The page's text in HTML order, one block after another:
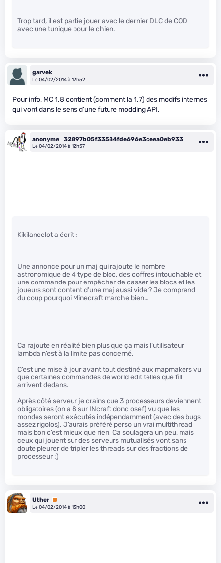
Trop tard, il est partie jouer avec le dernier DLC de COD
avec une tunique pour le chien.
garvek
Le 04/02/2014 à 12h52
Pour info, MC 1.8 contient (comment la 1.7) des modifs internes
qui vont dans le sens d’une future modding API.
anonyme_32897b05f33584fde696e3ceea0eb933
Le 04/02/2014 à 12h57
Kikilancelot a écrit :
Une annonce pour un maj qui rajoute le nombre
astronomique de 4 type de bloc, des coffres intouchable et
une commande pour empêcher de casser les blocs et les
joueurs sont content d’une maj aussi vide ? Je comprend
du coup pourquoi Minecraft marche bien…
Ca rajoute en réalité bien plus que ça mais l’utilisateur
lambda n’est à la limite pas concerné.
C’est une mise à jour avant tout destiné aux mapmakers vu
que certaines commandes de world edit telles que fill
arrivent dedans.
Après côté serveur je crains que 3 processeurs deviennent
obligatoires (on a 8 sur INcraft donc osef) vu que les
mondes seront exécutés indépendamment (avec des bugs
assez rigolos). J’aurais préféré perso un vrai multithread
mais bon c’est mieux que rien. Ca soulagera un peu, mais
ceux qui jouent sur des serveurs mutualisés vont sans
doute pleurer de tripler les threads sur des fractions de
processeur :)
Uther Premium
Le 04/02/2014 à 13h00